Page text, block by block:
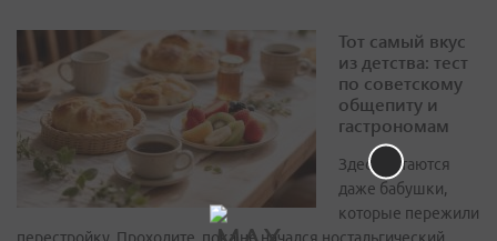
Тот самый вкус
из детства: тест
по советскому
общепиту и
гастрономам
Здесь путаются
даже бабушки,
которые пережили